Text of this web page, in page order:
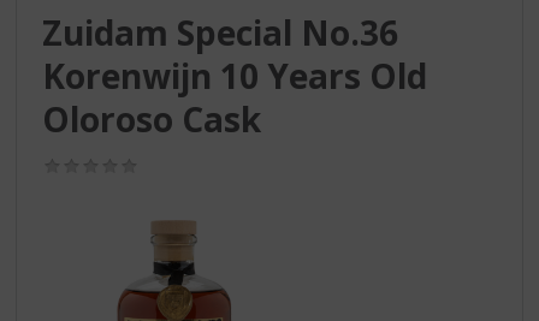
Zuidam Special No.36
Korenwijn 10 Years Old
Oloroso Cask